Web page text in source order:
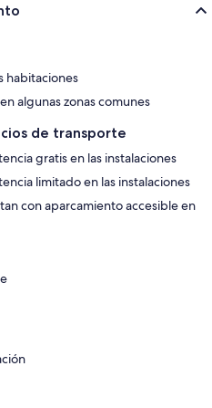
habitaciones
algunas zonas comunes
de transporte
gratis en las instalaciones
limitado en las instalaciones
con aparcamiento accesible en